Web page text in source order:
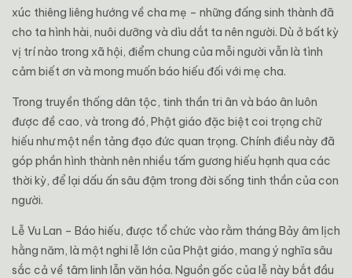
xúc thiêng liêng hướng về cha mẹ – những đấng sinh thành đã
cho ta hình hài, nuôi dưỡng và dìu dắt ta nên người. Dù ở bất kỳ
vị trí nào trong xã hội, điểm chung của mỗi người vẫn là tình
cảm biết ơn và mong muốn báo hiếu đối với mẹ cha.
Trong truyền thống dân tộc, tinh thần tri ân và báo ân luôn
được đề cao, và trong đó, Phật giáo đặc biệt coi trọng chữ
hiếu như một nền tảng đạo đức quan trọng. Chính điều này đã
góp phần hình thành nên nhiều tấm gương hiếu hạnh qua các
thời kỳ, để lại dấu ấn sâu đậm trong đời sống tinh thần của con
người.
Lễ Vu Lan – Báo hiếu, được tổ chức vào rằm tháng Bảy âm lịch
hằng năm, là một nghi lễ lớn của Phật giáo, mang ý nghĩa sâu
sắc cả về tâm linh lẫn văn hóa. Nguồn gốc của lễ này bắt đầu